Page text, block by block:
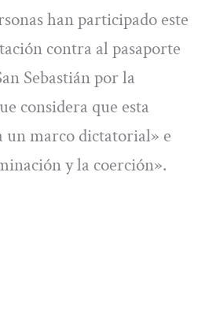
han participado este
contra al pasaporte
Sebastián por la
considera que esta
un marco dictatorial» e
y la coerción».